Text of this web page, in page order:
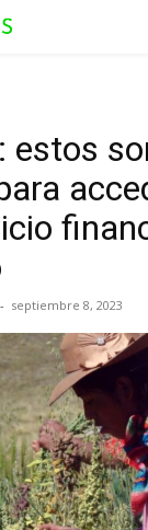
estos
- septiembre 8, 2023